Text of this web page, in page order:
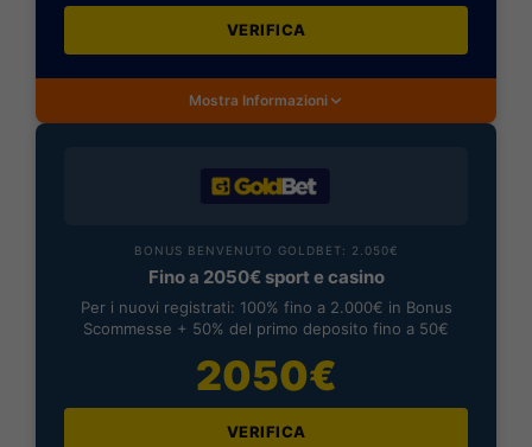
VERIFICA
Mostra Informazioni
BONUS BENVENUTO GOLDBET: 2.050€
Fino a 2050€ sport e casino
Per i nuovi registrati: 100% fino a 2.000€ in Bonus
Scommesse + 50% del primo deposito fino a 50€
2050€
VERIFICA